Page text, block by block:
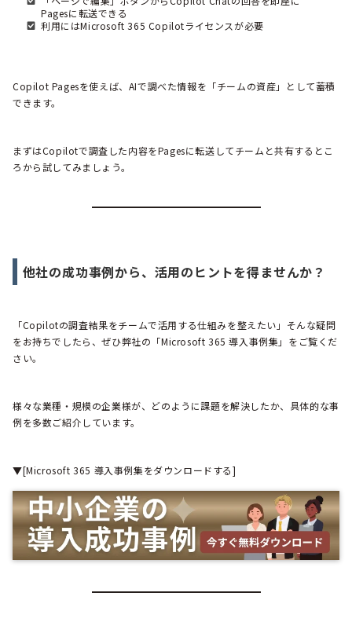
Pagesに転送できる
利用にはMicrosoft 365 Copilotライセンスが必要
Copilot Pagesを使えば、AIで調べた情報を「チームの資産」として蓄積
できます。
まずはCopilotで調査した内容をPagesに転送してチームと共有するとこ
ろから試してみましょう。
他社の成功事例から、活用のヒントを得ませんか？
「Copilotの調査結果をチームで活用する仕組みを整えたい」そんな疑問
をお持ちでしたら、ぜひ弊社の「Microsoft 365 導入事例集」をご覧くだ
さい。
様々な業種・規模の企業様が、どのように課題を解決したか、具体的な事
例を多数ご紹介しています。
▼[Microsoft 365 導入事例集をダウンロードする]